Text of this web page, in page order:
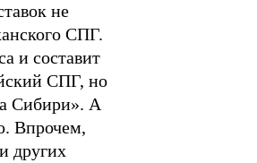
не
СПГ.
и составит
СПГ, но
Сибири». А
Впрочем,
других